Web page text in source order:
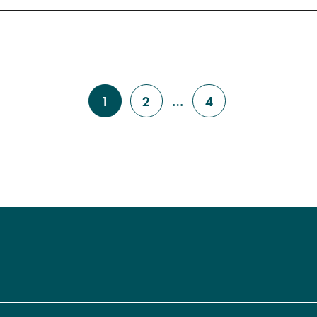
1 2 … 4